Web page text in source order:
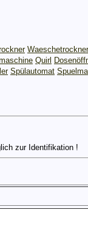
Waeschetrockner
Quirl
Spülautomat
zur Identifikation !